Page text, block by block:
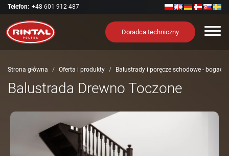
Telefon: +48 601 912 487
Doradca techniczny
Strona główna Oferta i produkty Balustrady i poręcze schodowe -
Balustrada Drewno Toczone